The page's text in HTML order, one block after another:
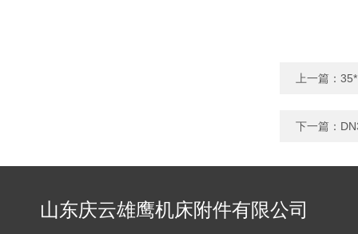
上一篇：
下一篇：
山东庆云雄鹰机床附件有限公司